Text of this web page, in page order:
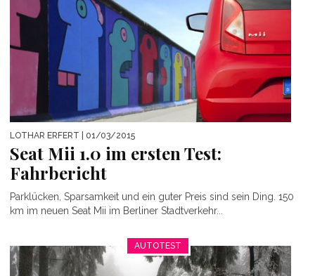
LOTHAR ERFERT | 01/03/2015
Seat Mii 1.0 im ersten Test:
Fahrbericht
Parklücken, Sparsamkeit und ein guter Preis sind sein Ding. 150
km im neuen Seat Mii im Berliner Stadtverkehr...
AUTOTEST